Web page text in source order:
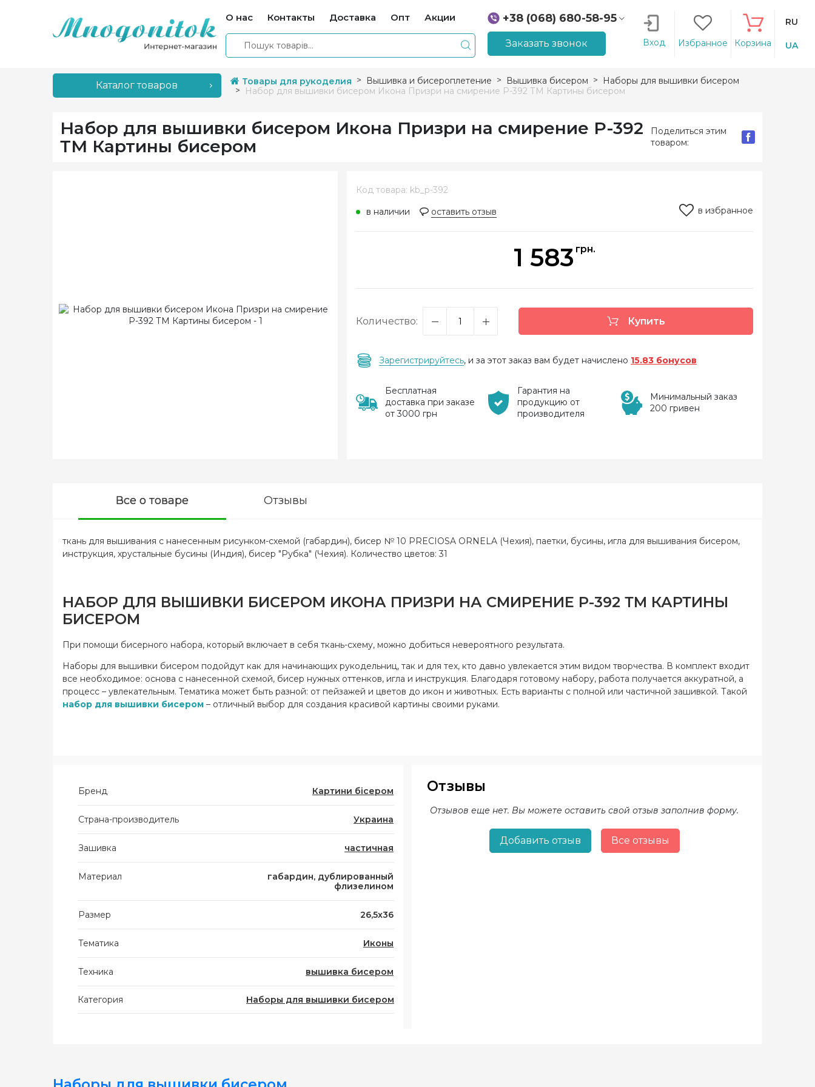
О нас Контакты Доставка Опт Акции
+38 (068) 680-58-95
+38 (066) 207-14-90
Заказать звонок Вход Избранное Корзина
RU
UA
Каталог товаров Товары для рукоделия Вышивка и бисероплетение Вышивка бисером
Наборы для вышивки бисером
Набор для вышивки бисером Икона Призри на смирение Р-392 ТМ Картины бисером
Набор для вышивки бисером Икона Призри на смирение Р-392
ТМ Картины бисером
Поделиться этим
товаром:
Код товара: kb_p-392
в наличии
оставить отзыв в избранное
1 583 грн.
Количество: Купить
Зарегистрируйтесь, и за этот заказ вам будет начислено 15.83 бонусов
Бесплатная
доставка при заказе
от 3000 грн
Гарантия на
продукцию от
производителя
Минимальный заказ
200 гривен
Все о товаре Отзывы
ткань для вышивания с нанесенным рисунком-схемой (габардин), бисер № 10 PRECIOSA ORNELA (Чехия), паетки, бусины, игла для вышивания бисером,
инструкция, хрустальные бусины (Индия), бисер "Рубка" (Чехия). Количество цветов: 31
НАБОР ДЛЯ ВЫШИВКИ БИСЕРОМ ИКОНА ПРИЗРИ НА СМИРЕНИЕ Р-392 ТМ КАРТИНЫ
БИСЕРОМ
При помощи бисерного набора, который включает в себя ткань-схему, можно добиться невероятного результата.
Наборы для вышивки бисером подойдут как для начинающих рукодельниц, так и для тех, кто давно увлекается этим видом творчества. В комплект входит
все необходимое: основа с нанесенной схемой, бисер нужных оттенков, игла и инструкция. Благодаря готовому набору, работа получается аккуратной, а
процесс – увлекательным. Тематика может быть разной: от пейзажей и цветов до икон и животных. Есть варианты с полной или частичной зашивкой. Такой
набор для вышивки бисером – отличный выбор для создания красивой картины своими руками.
Бренд Картини бісером
Страна-производитель Украина
Зашивка частичная
Материал
габардин, дублированный
флизелином
Размер 26,5х36
Тематика Иконы
Техника вышивка бисером
Категория Наборы для вышивки бисером
Отзывы
Отзывов еще нет. Вы можете оставить свой отзыв заполнив форму.
Добавить отзыв Все отзывы